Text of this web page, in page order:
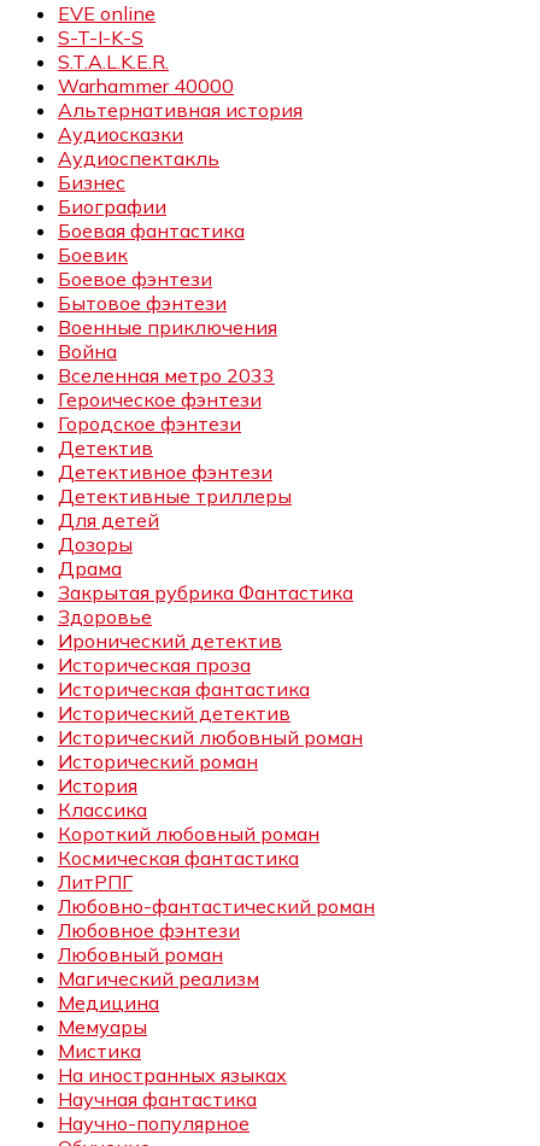
EVE online
S-T-I-K-S
S.T.A.L.K.E.R.
Warhammer 40000
Альтернативная история
Аудиосказки
Аудиоспектакль
Бизнес
Биографии
Боевая фантастика
Боевик
Боевое фэнтези
Бытовое фэнтези
Военные приключения
Война
Вселенная метро 2033
Героическое фэнтези
Городское фэнтези
Детектив
Детективное фэнтези
Детективные триллеры
Для детей
Дозоры
Драма
Закрытая рубрика Фантастика
Здоровье
Иронический детектив
Историческая проза
Историческая фантастика
Исторический детектив
Исторический любовный роман
Исторический роман
История
Классика
Короткий любовный роман
Космическая фантастика
ЛитРПГ
Любовно-фантастический роман
Любовное фэнтези
Любовный роман
Магический реализм
Медицина
Мемуары
Мистика
На иностранных языках
Научная фантастика
Научно-популярное